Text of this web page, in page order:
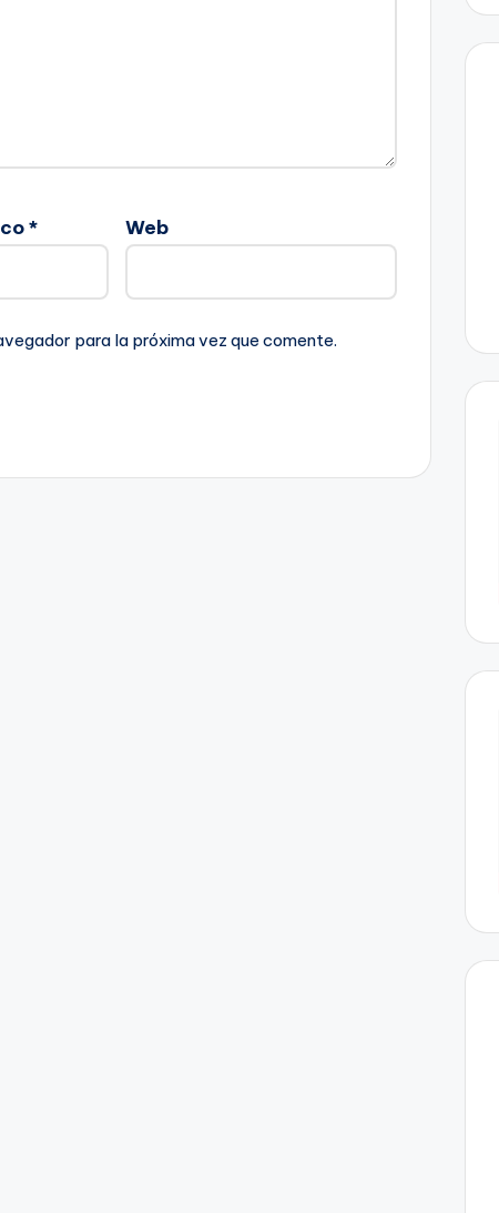
* Web
para la próxima vez que comente.